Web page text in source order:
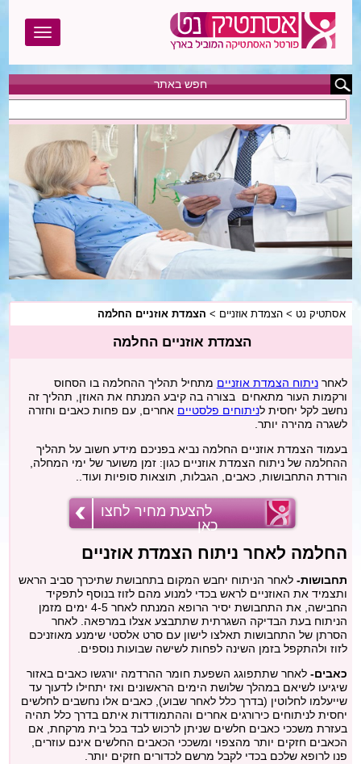
אסתטיק נט
בוטוקס
בודי טייט
הגדלת חזה
הצרת היקפים
המסת שומן
מתיחת צוואר
פילינג
הסרת משקפיים בלייזר
כללי
בלוג
חפש באתר
אסתטיק נט >הצמדת אוזניים > הצמדת אוזניים החלמה
הצמדת אוזניים החלמה
לאחרניתוח הצמדת אוזניים מתחיל תהליך ההחלמה בו הסחוס
ורקמות העור מתאחים בצורה בה קיבע המנתח את האוזן, תהליך זה
נחשב לקל יחסית לניתוחים פלסטיים אחרים, עם פחות כאבים וחזרה
לשגרה מהירה יותר.
בעמוד הצמדת אוזניים החלמה נביא בפניכם מידע חשוב על תהליך
ההחלמה של ניתוח הצמדת אוזניים כגון: זמן משוער של ימי המחלה,
הורדת התחבושות, כאבים, הגבלות, תוצאות סופיות ועוד..
להצעת מחיר לחצו
כאן
החלמה לאחר ניתוח הצמדת אוזניים
תחבושות-לאחר הניתוח יחבש המקום בתחבושת שתיכרך סביב הראש
ותצמיד את האוזניים לראש בכדי למנוע מהם לזוז בנוסף לתפקיד
החבישה, את התחבושת יסיר הרופא המנתח לאחר 4-5 ימים מזמן
הניתוח בעת הבדיקה השגרתית שתתבצע אצלו במרפאה. לאחר
הסרתן של התחבושות תאלצו לישון עם סרט אלסטי שימנע מאוזניכם
לזוז ולהתקפל בזמן השינה לפחות לשישה שבועות נוספים.
כאבים-לאחר שתתפוגג השפעת חומר ההרדמה יורגשו כאבים באזור
שיגיעו לשיאם במהלך שלושת הימים הראשונים ואז יתחילו לדעוך עד
שייעלמו לחלוטין (בדרך כלל לאחר שבוע), כאבים אלו נחשבים לחלשים
יחסית לניתוחים כירורגים אחרים וההתמודדות איתם בדרך כלל תהיה
בעזרת משככי כאבים חלשים שניתן לרכוש לבד בכל בית מרקחת, אם
הכאבים חזקים יותר מהצפוי ומשככי הכאבים החלשים אינם עוזרים,
פנו לרופא שלכם בכדי לקבל מרשם לכדורים חזקים יותר.